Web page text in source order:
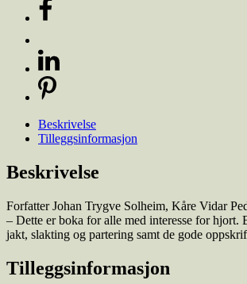
Beskrivelse
Tilleggsinformasjon
Beskrivelse
Forfatter Johan Trygve Solheim, Kåre Vidar
– Dette er boka for alle med interesse for
jakt, slakting og partering samt de gode
Tilleggsinformasjon